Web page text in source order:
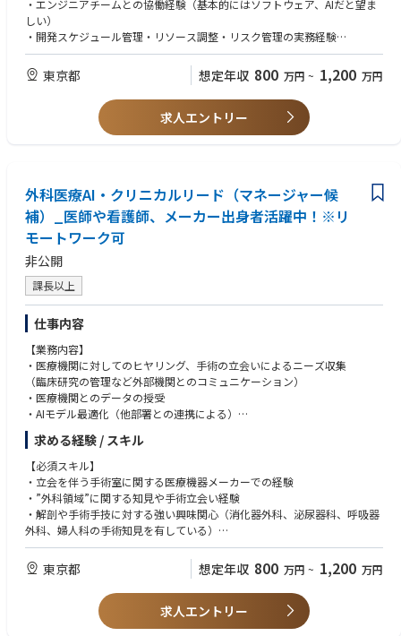
る。
Medical部門および関連部門に対して、コンプライアンスを確保しながら
効率的にメディカル活動を計画・実施するための助言を提供し、レビュー
研究助成金（Scientific Grants）を含む非販促活動に関するガバナンス面を
MAJOR RESPONSIBILITIES
認体制が適切に運用されていることを確保する。
すべてのコミュニケーションが現地の法令、規制およびガイドラインに準
拠していることを確保する。また、ポリシーや行動規範と現地法規制の間
に相違がある場合は、より厳格な基準を適用することを確保する。
すべてのコミュニケーションが電子承認システム上で所定の期限内にレビ
ュー・承認されること、ならびに承認済みコミュニケーションごとにロー
カルルールに基づいた固有の識別コードが付与されることを確保する。
レビュー・承認済みコミュニケーションおよび関連証憑について、電子承
認システム上で最低5年間の保管（アーカイブ）が行われることを確保す
る。
添付文書の変更、安全性情報の変更、規制改定、訴訟対応、承認済みコミ
ュニケーションが適切に更新されることを確保する。
要件に基づき有効期限が設定され、その期限管理が適切に実施されている
ことを確保する。
社内外のステークホルダーとの適時な連携・協議を通じて、会社の対応方
針や方向性の策定に貢献する。
E&C（Ethics & Compliance）および法務チームとの良好な連携のもと、
社員に対して質の高いトレーニングを提供する。
監督部門および関連ガバナンス組織と連携し、コンプライアンス基準、監
査対応体制、およびリスクマネジメント手法の整合性を確保する。
Operation Managementと監督部門との連絡窓口として機能し、コミュニ
ケーション、報告、および課題のエスカレーションを円滑に行う。
監督部門からの提言や要求事項が、CCCレビュー手順およびSOPへ適切に
反映されることを確保する。
判断が難しい「グレーゾーン案件」に対するエスカレーションルートを構
築・維持し、Medical、Regulatory、Legal、E&BIなどの関係部門との連携
を促進するとともに、意思決定内容を文書化し、一貫性を確保する。
グローバル要件に整合した形で、CCCレビューガバナンスに関するSOPお
・AIアルゴリズム・モデル開発・製品開発における開発スケジュール・マ
イルストーンの策定と管理
進捗調整
・開発リスクの早期発見、課題の構造化・優先順位付け・解決推進
・製品開発における薬事規制（医療機器承認・QMS等）対応の工程管理サ
・開発ロードマップの維持・更新、上位マネジメントへの進捗報告・ドキ
の関与
・エンジニアチームとの協働経験（基本的にはソフトウェア、AIだと望ま
しい）
・開発スケジュール管理・リソース調整・リスク管理の実務経験
・品質保証・薬事プロセスの基礎知識
【歓迎スキル】
・多職種（研究者・エンジニア・品質・薬事・経営）との円滑なコミュニ
ケーション能力
・医療機器承認（QMS省令・ISO 13485・IEC 62304等）対応の実務経験
・英語による基本的なコミュニケーション能力
・PMP・PMPro等のプロジェクトマネジメント資格
【求める人物像】
・開発現場に近い目線で、自ら動きながら課題を解決できる方
・技術・品質・薬事・ビジネス、それぞれの言語を理解し橋渡しができる
方
・曖昧な要件や変化の多い環境でも、自律的に整理・推進できる方
・スタートアップ特有のスピード感・泥臭さを前向きに楽しめる方
・弊社のミッション（外科手術をAIで支援し、患者アウトカムを改善す
る）に
強く共感し、事業の成長とともに自分も成長したい方
東京都 想定年収 800 万円 ~ 1,200 万円
求人エントリー
外科医療AI・クリニカルリード（マネージャー候
補）_医師や看護師、メーカー出身者活躍中！※リ
モートワーク可
非公開
課長以上
仕事内容
【業務内容】
・医療機関に対してのヒヤリング、手術の立会いによるニーズ収集
（臨床研究の管理など外部機関とのコミュニケーション）
・医療機関とのデータの授受
・AIモデル最適化（他部署との連携による）
・社内エンジニアの対応（製品開発連携）
・メンバーのマネジメントや開発スケジュールの調整
【業務の魅力】
・社会的インパクト：AIの「知能」となり、世界中の手術の安全性を高め
るプロダクトへと昇華されます！
・「現場のプロ」としてのキャリア：臨床知見をテクノロジーに変換する
・医学的知見のさらなる深化：一流の外科医と術式や解剖について深く議
論するため、現場にいた頃よりも専門知識がアップデートされます。
・ビジネススキル：医師との折衝やエンジニアへの要件定義を通じ、どこ
でも通用する高度なディレクション能力が身につきます。
・柔軟で安定した働き方：リモートワーク活用・土日祝休みなど、最先端
求める経験 / スキル
【必須スキル】
・立会を伴う手術室に関する医療機器メーカーでの経験
・”外科領域”に関する知見や手術立会い経験
・解剖や手術手技に対する強い興味関心（消化器外科、泌尿器科、呼吸器
外科、婦人科の手術知見を有している）
【歓迎スキル】
・AIなど先端技術への興味関心（データマネジメント経験）
・数名のマネジメント経験
・他部署との連携活動
・英語（中級コミュニケーション）
東京都 想定年収 800 万円 ~ 1,200 万円
求人エントリー